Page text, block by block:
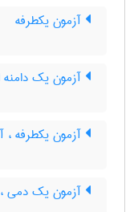
آزمون یکطرفه
آزمون یک
آزمون یکطرفه
آزمون یک دمی